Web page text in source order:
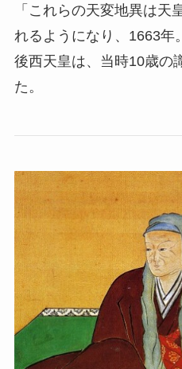
「これらの天変地異は天
れるようになり、1663年。
後西天皇は、当時10歳の
た。